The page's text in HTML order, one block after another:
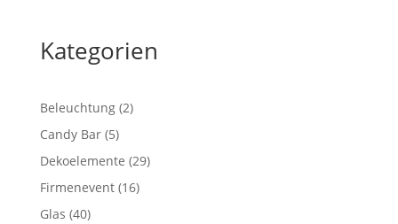
Kategorien
Beleuchtung 22
Candy Bar 55
Produkte
Dekoelemente 2929
Firmenevent 1616
Glas 4040